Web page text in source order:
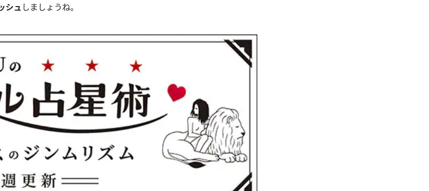
シュ しましょうね。